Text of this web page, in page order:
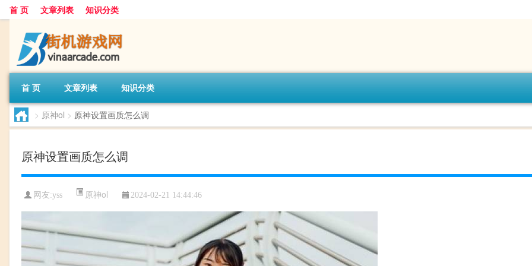
首 页 文章列表 知识分类
首 页 文章列表 知识分类
> 原神ol > 原神设置画质怎么调
原神设置画质怎么调
网友:yss 原神ol 2024-02-21 14:44:46